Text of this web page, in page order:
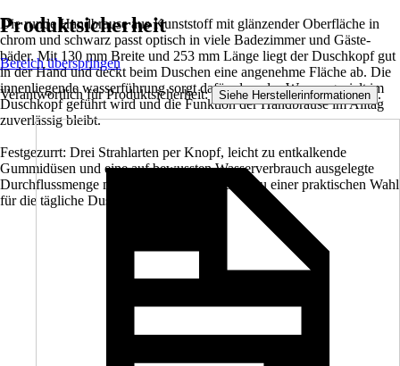
Die runde Handbrause aus Kunststoff mit glänzender Oberfläche in
chrom und schwarz passt optisch in viele Badezimmer und Gäste-
bäder. Mit 130 mm Breite und 253 mm Länge liegt der Duschkopf gut
in der Hand und deckt beim Duschen eine angenehme Fläche ab. Die
innenliegende wasserführung sorgt dafür, dass das Wasser gezielt im
Duschkopf geführt wird und die Funktion der Handbrause im Alltag
zuverlässig bleibt.
Festgezurrt: Drei Strahlarten per Knopf, leicht zu entkalkende
Gummidüsen und eine auf bewussten Wasserverbrauch ausgelegte
Durchflussmenge machen diese Handbrause zu einer praktischen Wahl
für die tägliche Dusche.
Produktsicherheit
Bereich überspringen
Verantwortlich für Produktsicherheit: Siehe Herstellerinformationen .